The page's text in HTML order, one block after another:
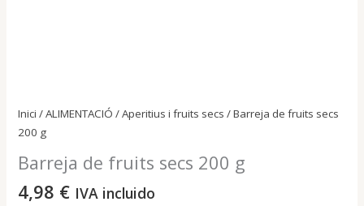
Inici /ALIMENTACIÓ /Aperitius i fruits secs / Barreja de fruits secs
200 g
Barreja de fruits secs 200 g
4,98 € IVA incluido